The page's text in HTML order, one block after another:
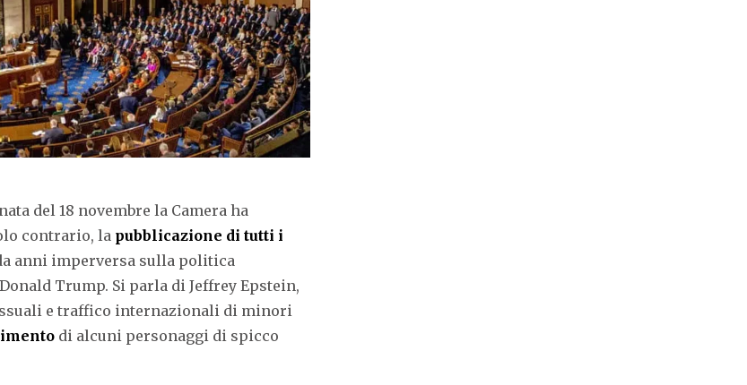
del 18 novembre la Camera ha
contrario, la pubblicazione di tutti i
anni imperversa sulla politica
Trump. Si parla di Jeffrey Epstein,
e traffico internazionali di minori
di alcuni personaggi di spicco